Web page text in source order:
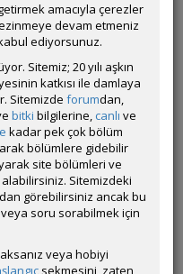
corydoras
amonyak, nitrat):
YOK
akvaryumda en son
yapmadım
amacıyla çerezler
devam etmeniz
ediyorsunuz.
Sitemiz; 20 yılı aşkın
katkısı ile damlaya
Sitemizde forumdan,
bitki bilgilerine, canlı ve
kadar pek çok bölüm
bölümlere gidebilir
site bölümleri ve
alabilirsiniz. Sitemizdeki
görebilirsiniz ancak bu
soru sorabilmek için
veya hobiyi
sekmesini, zaten